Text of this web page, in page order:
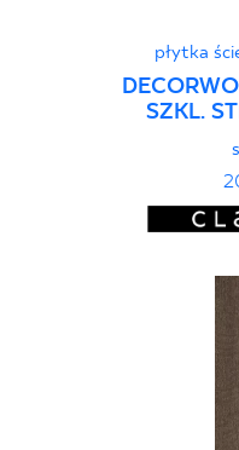
płytka
SZKL.